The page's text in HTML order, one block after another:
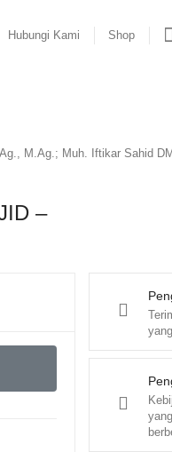
Hubungi Kami Shop
M.Ag.; Muh. Iftikar Sahid
–